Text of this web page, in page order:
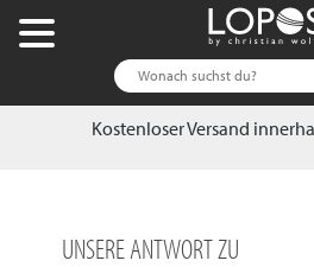
Kostenloser Versand
UNSERE ANTWORT ZU